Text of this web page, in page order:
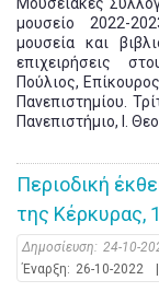
μουσείο 2022-
μουσεία και
επιχειρήσεις
Πούλιος,
Πανεπιστημίου.
Πανεπιστήμιο, Ι.
Περιοδική
της Κέρκυρας,
Δημοσίευση: 24-10-
Έναρξη: 26-10-2022 |